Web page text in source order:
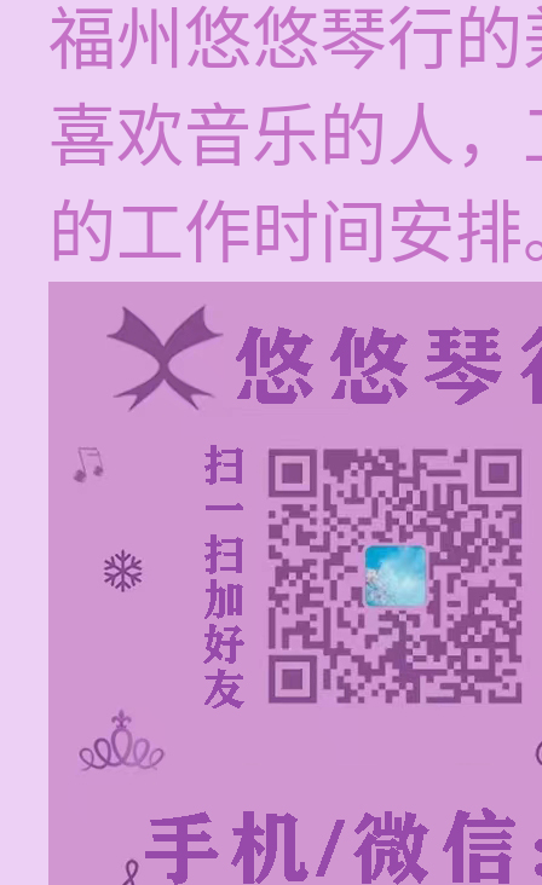
福州悠悠琴行
喜欢音乐的人
的工作时间安排